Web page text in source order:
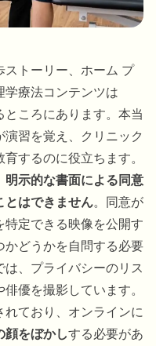
トーリー、ホーム プ
学療法コンテンツは
ころにあります。本当
習を覚え、クリニック
するのに役立ちます。
明示的な書面による同意
とはできません。同意が
定できる映像を公開す
かどうかを自問する必要
、プライバシーのリス
優を撮影しています。
ており、オンラインに
顔をぼかしする必要があ